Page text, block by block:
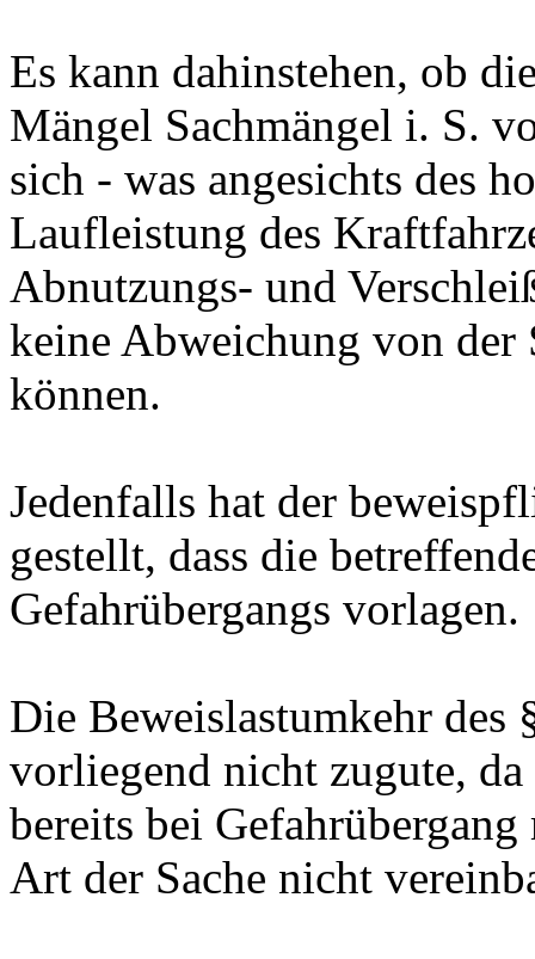
Es kann dahinstehen, ob
Mängel Sachmängel i. S.
sich - was angesichts des
Laufleistung des
Abnutzungs- und
keine Abweichung von der
können.
Jedenfalls hat der
gestellt, dass die
Gefahrübergangs vorlagen.
Die Beweislastumkehr
vorliegend nicht zugute, da
bereits bei
Art der Sache nicht